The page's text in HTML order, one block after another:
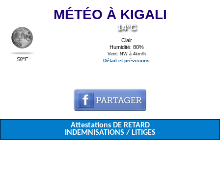
MÉTÉO À KIGALI
58°F
14°C
Clair
Humidité: 80%
Vent: NW à 4km/h
Détail et prévisions
Attestations DE RETARD
INDEMNISATIONS / LITIGES